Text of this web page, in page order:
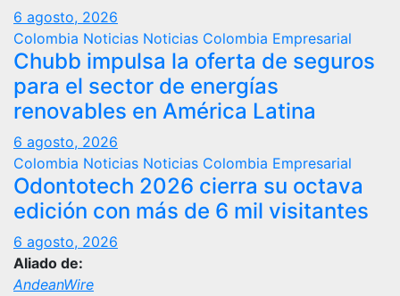
6 agosto, 2026
Colombia Noticias Noticias Colombia Empresarial
Chubb impulsa la oferta de seguros
para el sector de energías
renovables en América Latina
6 agosto, 2026
Colombia Noticias Noticias Colombia Empresarial
Odontotech 2026 cierra su octava
edición con más de 6 mil visitantes
6 agosto, 2026
Aliado de:
AndeanWire